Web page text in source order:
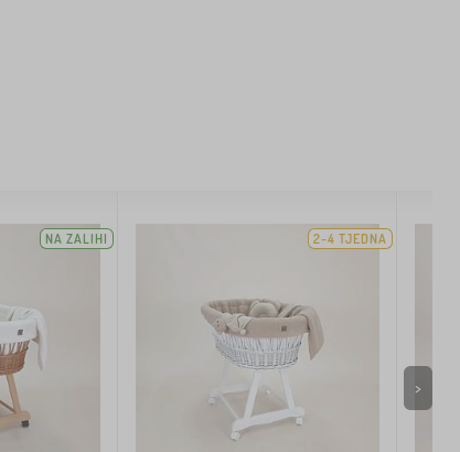
NA ZALIHI 2-4 TJEDNA
>